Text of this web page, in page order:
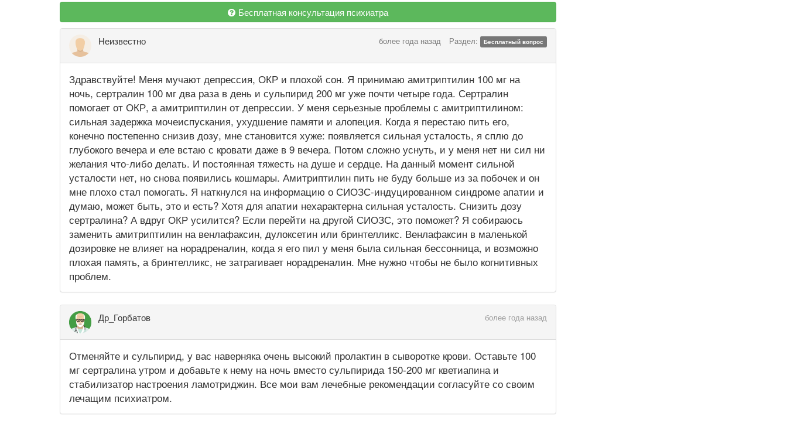
Бесплатная консультация психиатра
Неизвестно более года назад Раздел: Бесплатный вопрос
Здравствуйте! Меня мучают депрессия, ОКР и плохой сон. Я принимаю амитриптилин 100 мг на
ночь, сертралин 100 мг два раза в день и сульпирид 200 мг уже почти четыре года. Сертралин
помогает от ОКР, а амитриптилин от депрессии. У меня серьезные проблемы с амитриптилином:
сильная задержка мочеиспускания, ухудшение памяти и алопеция. Когда я перестаю пить его,
конечно постепенно снизив дозу, мне становится хуже: появляется сильная усталость, я сплю до
глубокого вечера и еле встаю с кровати даже в 9 вечера. Потом сложно уснуть, и у меня нет ни сил ни
желания что-либо делать. И постоянная тяжесть на душе и сердце. На данный момент сильной
усталости нет, но снова появились кошмары. Амитриптилин пить не буду больше из за побочек и он
мне плохо стал помогать. Я наткнулся на информацию о СИОЗС-индуцированном синдроме апатии и
думаю, может быть, это и есть? Хотя для апатии нехарактерна сильная усталость. Снизить дозу
сертралина? А вдруг ОКР усилится? Если перейти на другой СИОЗС, это поможет? Я собираюсь
заменить амитриптилин на венлафаксин, дулоксетин или бринтелликс. Венлафаксин в маленькой
дозировке не влияет на норадреналин, когда я его пил у меня была сильная бессонница, и возможно
плохая память, а бринтелликс, не затрагивает норадреналин. Мне нужно чтобы не было когнитивных
проблем.
Др_Горбатов более года назад
Отменяйте и сульпирид, у вас наверняка очень высокий пролактин в сыворотке крови. Оставьте 100
мг сертралина утром и добавьте к нему на ночь вместо сульпирида 150-200 мг кветиапина и
стабилизатор настроения ламотриджин. Все мои вам лечебные рекомендации согласуйте со своим
лечащим психиатром.